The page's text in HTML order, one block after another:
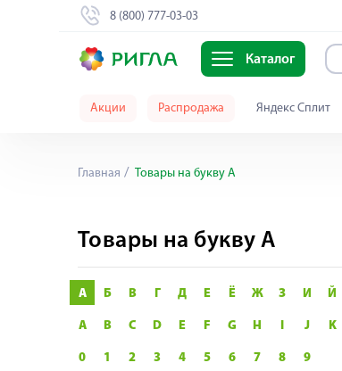
8 (800) 777-03-03
Каталог
Акции Распродажа Яндекс Сплит
Главная Товары на букву А
Товары на букву А
А Б В Г Д Е Ё Ж З И Й
A B C D E F G H I J K
0 1 2 3 4 5 6 7 8 9